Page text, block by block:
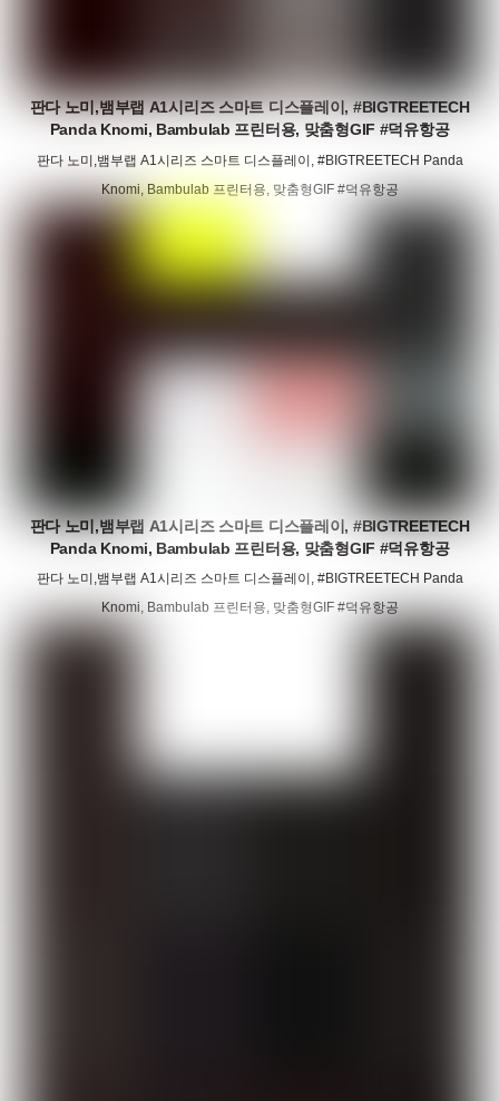
판다 노미,뱀부랩 A1시리즈 스마트 디스플레이, #BIGTREETECH
Panda Knomi, Bambulab 프린터용, 맞춤형GIF #덕유항공
판다 노미,뱀부랩 A1시리즈 스마트 디스플레이, #BIGTREETECH Panda
Knomi, Bambulab 프린터용, 맞춤형GIF #덕유항공
판다 노미,뱀부랩 A1시리즈 스마트 디스플레이, #BIGTREETECH
Panda Knomi, Bambulab 프린터용, 맞춤형GIF #덕유항공
판다 노미,뱀부랩 A1시리즈 스마트 디스플레이, #BIGTREETECH Panda
Knomi, Bambulab 프린터용, 맞춤형GIF #덕유항공